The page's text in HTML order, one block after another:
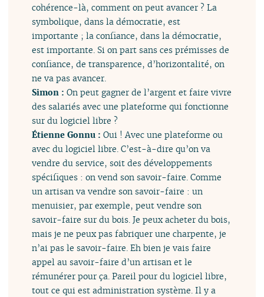
cohérence-là, comment on peut avancer ? La
symbolique, dans la démocratie, est
importante ; la confiance, dans la démocratie,
est importante. Si on part sans ces prémisses de
confiance, de transparence, d’horizontalité, on
ne va pas avancer.
Simon :On peut gagner de l’argent et faire vivre
des salariés avec une plateforme qui fonctionne
sur du logiciel libre ?
Étienne Gonnu :Oui ! Avec une plateforme ou
avec du logiciel libre. C’est-à-dire qu’on va
vendre du service, soit des développements
spécifiques : on vend son savoir-faire. Comme
un artisan va vendre son savoir-faire : un
menuisier, par exemple, peut vendre son
savoir-faire sur du bois. Je peux acheter du bois,
mais je ne peux pas fabriquer une charpente, je
n’ai pas le savoir-faire. Eh bien je vais faire
appel au savoir-faire d’un artisan et le
rémunérer pour ça. Pareil pour du logiciel libre,
tout ce qui est administration système. Il y a